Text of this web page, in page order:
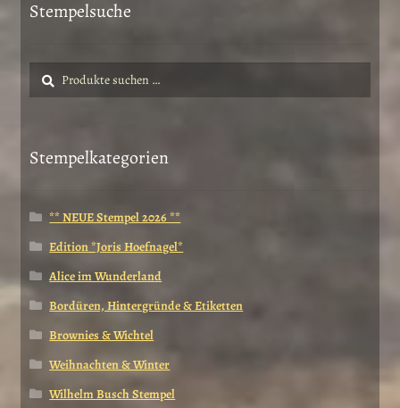
Stempelsuche
Suche
nach:
Suchen
Stempelkategorien
** NEUE Stempel 2026 **
Edition *Joris Hoefnagel*
Alice im Wunderland
Bordüren, Hintergründe & Etiketten
Brownies & Wichtel
Weihnachten & Winter
Wilhelm Busch Stempel